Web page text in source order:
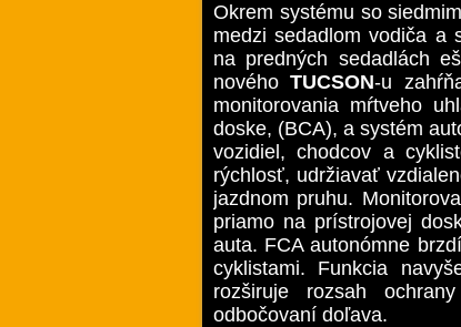
Okrem systému so
medzi sedadlom vodiča a
na predných sedadlách
novéhoTUCSON-u
monitorovania mŕtveho
doske, (BCA), a systém
vozidiel, chodcov a
rýchlosť, udržiavať
jazdnom pruhu.
priamo na prístrojovej
auta. FCA autonómne
cyklistami. Funkcia
rozširuje rozsah
odbočovaní doľava.